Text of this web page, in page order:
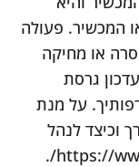
המכשיר. פעולה
או מחיקה
גרסת
על מנת
וכיצד לנהל
https://